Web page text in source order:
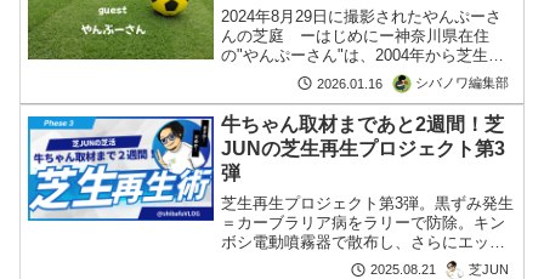
2024年8月29日に撮影されたやんぷーさ
んの芝庭 ーはじめにー神奈川県在住
の"やんぷーさん"は、2004年から芝生の
庭づくりを続けているベテラン芝生愛好
家。庭の広さは約35㎡。芝生は高麗芝
で、現在は芝生コンテストの上位のグル
ープに入るほど続きを読む
2026.01.16 シバノワ編集部
牛ちゃん取材まであと2週間！芝
JUNの芝生再生プロジェクト第3
弾
芝生再生プロジェクト第3弾。黒ずみ発生
＝カーブラリア病をラリーで防除。キン
ボシ電動噴霧器で散布し、さらにエック
スエナジーと液肥で夏バテ予防も実施。
2025.08.21 芝JUN